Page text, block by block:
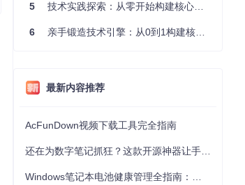
5 技术实践探索：从零开始构建核心系统的实践指南
6 亲手锻造技术引擎：从0到1构建核心系统的实践指南
最新内容推荐
AcFunDown视频下载工具完全指南